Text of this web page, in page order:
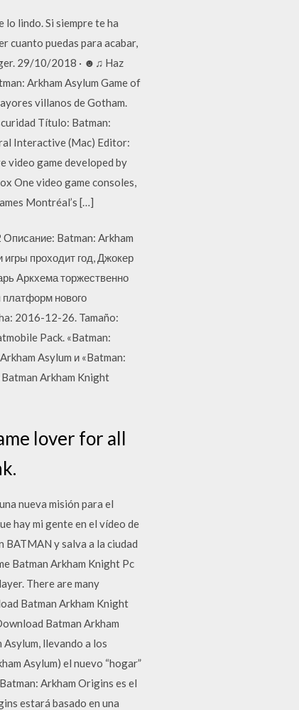
lindo. Si siempre te ha
cuanto puedas para acabar,
29/10/2018 · ☻♫ Haz
Arkham Asylum Game of
villanos de Gotham.
Título: Batman:
Interactive (Mac) Editor:
video game developed by
One video game consoles,
Montréal’s […]
Batman: Arkham
проходит год, Джокер
Аркхема торжественно
нового
2016-12-26. Tamaño:
Pack. «Batman:
Asylum и «Batman:
Arkham Knight
lover for all
nueva misión para el
hay mi gente en el vídeo de
BATMAN y salva a la ciudad
Batman Arkham Knight Pc
There are many
Batman Arkham Knight
Batman Arkham
llevando a los
Asylum) el nuevo “hogar”
Arkham Origins es el
estará basado en una